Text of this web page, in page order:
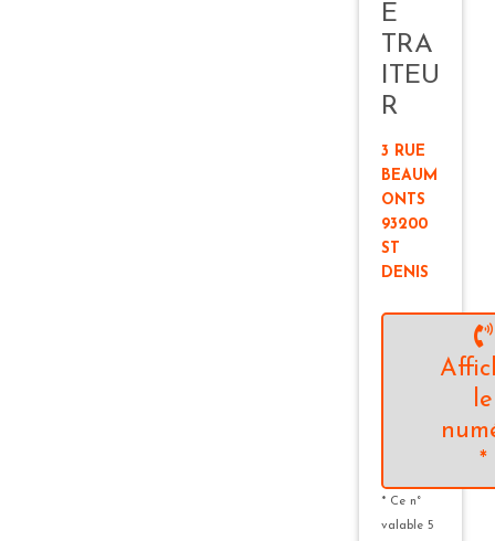
E
TRA
ITEU
R
3 RUE
BEAUM
ONTS
93200
ST
DENIS
le
*
* Ce n°
valable 5